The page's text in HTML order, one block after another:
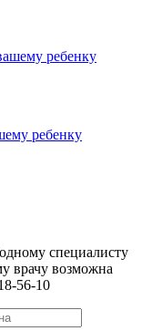
ребенку
специалисту
врачу возможна
56-10